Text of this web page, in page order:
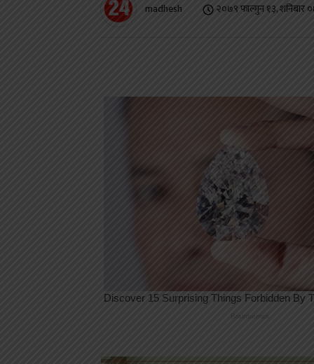
madhesh २०७९ फाल्गुन १३, शनिबार